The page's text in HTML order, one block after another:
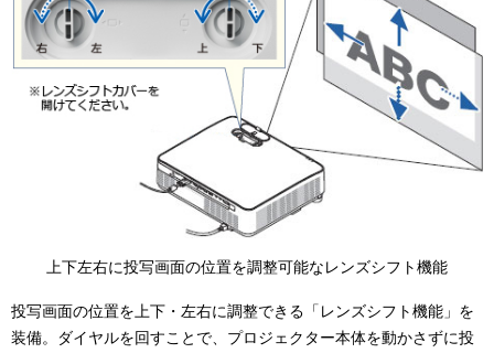
上下左右に投写画面の位置を調整可能なレンズシフト機能
投写画面の位置を上下・左右に調整できる「レンズシフト機能」を
装備。ダイヤルを回すことで、プロジェクター本体を動かさずに投